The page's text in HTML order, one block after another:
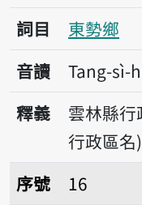
詞目
東勢鄉
音讀
Tang-sì-
釋義
雲林縣
行政區名)
序號16褒忠鄉
序號
16